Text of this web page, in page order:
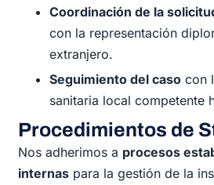
Coordinación de la
con la representación
extranjero.
Seguimiento del caso con
sanitaria local competente
Procedimientos de
Nos adherimos a procesos
internas para la gestión de la